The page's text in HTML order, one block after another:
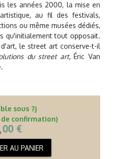
les années 2000, la mise en
au fil des festivals,
ou même musées dédiés,
qu'initialement tout opposait.
le street art conserve-t-il
du street art,Éric Van
sous 7j
de confirmation)
€
AU PANIER